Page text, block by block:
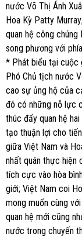
nước Võ Thị Ánh
Hoa Kỳ Patty
quan hệ công
song phương với
* Phát biểu tại cuộc
Phó Chủ tịch nước
cao sự ủng hộ của
đó có những nỗ lực
thúc đẩy quan hệ
tạo thuận lợi cho
giữa Việt Nam và
nhất quán thực hiện
tích cực vào hòa
giới; Việt Nam coi
mong muốn cùng
quan hệ mới cũng
nước trong chuyến